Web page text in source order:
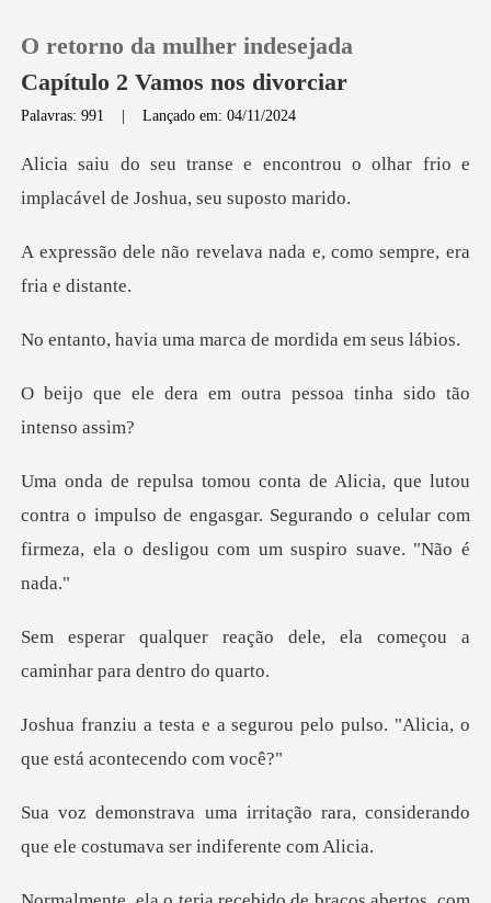
0
Histórico
Baixar App
O retorno da mulher indesejada
Capítulo 2 Vamos nos divorciar
Palavras: 991 |Lançado em: 04/11/2024
ontrou o olhar frio e
implacáve
elava nada e, como sempr
uma marca de mordi
m outra pessoa tinha s
ntra o impulso de engasgar. Segurando o celular com
fir
o dele, ela começou a
cami
gurou pelo pulso. "Alicia, o
rara, considerando
que ele costu